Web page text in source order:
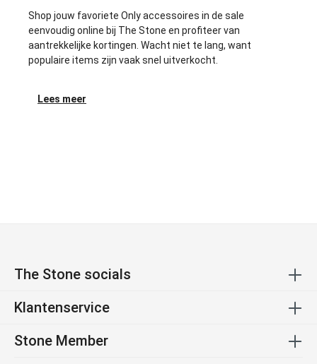
Shop jouw favoriete Only accessoires in de sale
eenvoudig online bij The Stone en profiteer van
aantrekkelijke kortingen. Wacht niet te lang, want
populaire items zijn vaak snel uitverkocht.
Lees meer
The Stone socials
Klantenservice
Stone Member